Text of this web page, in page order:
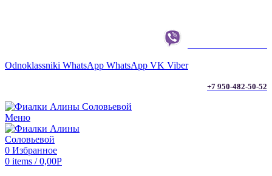
Odnoklassniki WhatsApp WhatsApp VK Viber
+7 950-482-50-52
Меню
0 Избранное
0 items / 0,00Р